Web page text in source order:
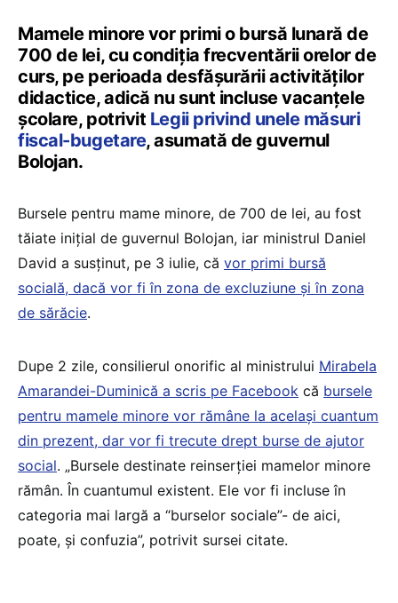
Mamele minore vor primi o bursă lunară de
700 de lei, cu condiţia frecventării orelor de
curs, pe perioada desfăşurării activităţilor
didactice, adică nu sunt incluse vacanțele
școlare, potrivit Legii privind unele măsuri
fiscal-bugetare, asumată de guvernul
Bolojan.
Bursele pentru mame minore, de 700 de lei, au fost
tăiate inițial de guvernul Bolojan, iar ministrul Daniel
David a susținut, pe 3 iulie, că vor primi bursă
socială, dacă vor fi în zona de excluziune și în zona
de sărăcie.
Dupe 2 zile, consilierul onorific al ministrului Mirabela
Amarandei-Duminică a scris pe Facebook că bursele
pentru mamele minore vor rămâne la același cuantum
din prezent, dar vor fi trecute drept burse de ajutor
social. „Bursele destinate reinserției mamelor minore
rămân. În cuantumul existent. Ele vor fi incluse în
categoria mai largă a “burselor sociale”- de aici,
poate, și confuzia”, potrivit sursei citate.